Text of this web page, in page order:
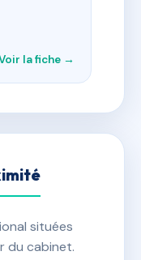
la fiche →
situées
du cabinet.